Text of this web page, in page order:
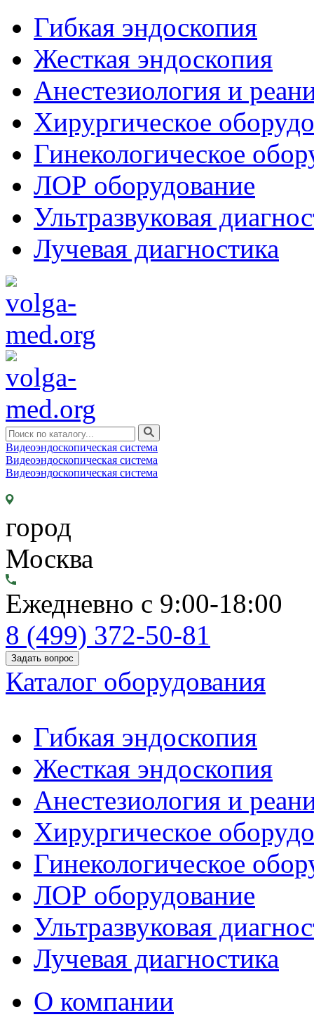
Гибкая эндоскопия
Жесткая эндоскопия
Анестезиология и
Хирургическое
Гинекологическое
ЛОР оборудование
Ультразвуковая
Лучевая диагностика
Видеоэндоскопическая система
Видеоэндоскопическая система
Видеоэндоскопическая система
город
Москва
Ежедневно с 9:00-18:00
8 (499) 372-50-81
Задать вопрос
Каталог оборудования
Гибкая эндоскопия
Жесткая эндоскопия
Анестезиология и
Хирургическое
Гинекологическое
ЛОР оборудование
Ультразвуковая
Лучевая диагностика
О компании